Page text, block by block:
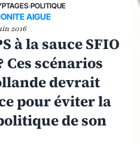
›POLITIQUE
AIGUE
2016
à la sauce SFIO
Ces scénarios
devrait
pour éviter la
de son